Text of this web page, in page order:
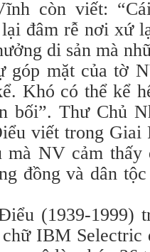
còn viết:
đâm rễ nơi xứ
di sản mà
góp mặt của tờ
Khó có thể kể
bối”. Thư Chủ
viết trong Giai
mà NV cảm
đồng và dân
(1939-1999)
IBM Selectric